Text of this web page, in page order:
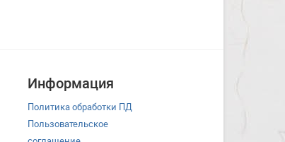
Информация
Политика обработки ПД
Пользовательское